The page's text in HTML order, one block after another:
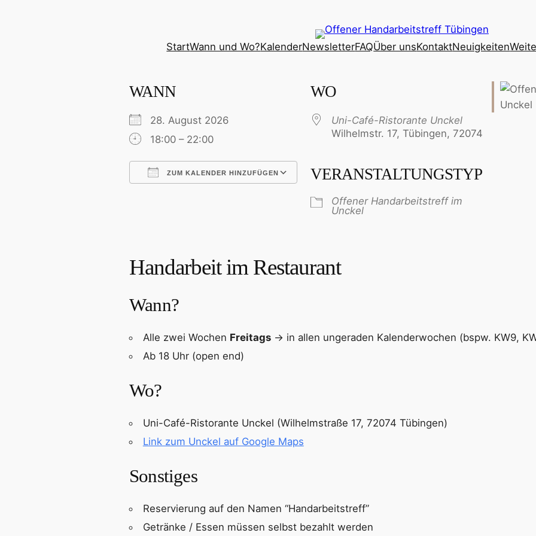
StartWann und Wo?KalenderNewsletterFAQÜber unsKontaktNeuigkeiten
WANN
28. August 2026
18:00 – 22:00
ZUM KALENDER HINZUFÜGEN
Google Kalender
WO
Uni-Café-Ristorante Unckel
Wilhelmstr. 17, Tübingen, 72074
VERANSTALTUNGSTYP
Offener Handarbeitstreff im
Unckel
Handarbeit im Restaurant
Wann?
Alle zwei Wochen Freitags→ in allen ungeraden Kalenderwochen (bspw. KW9,
Ab 18 Uhr (open end)
Wo?
Uni-Café-Ristorante Unckel (Wilhelmstraße 17, 72074 Tübingen)
Link zum Unckel auf Google Maps
Sonstiges
Reservierung auf den Namen “Handarbeitstreff”
Getränke / Essen müssen selbst bezahlt werden